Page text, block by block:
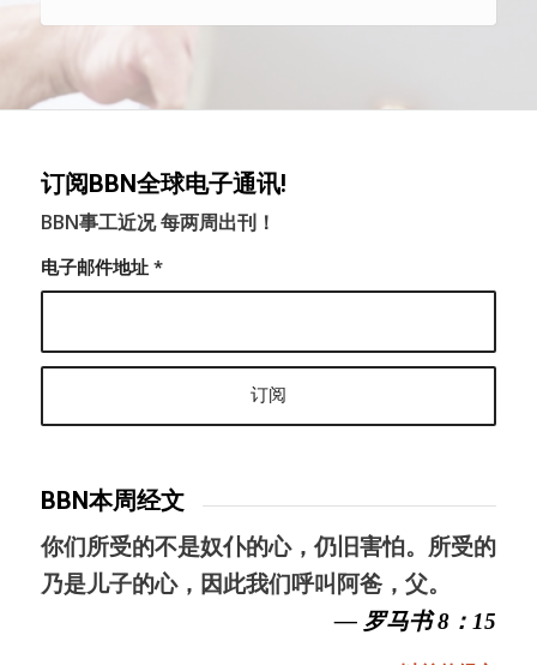
订阅BBN全球电子通讯!
BBN事工近况 每两周出刊！
电子邮件地址 *
BBN本周经文
你们所受的不是奴仆的心，仍旧害怕。所受的
乃是儿子的心，因此我们呼叫阿爸，父。
— 罗马书 8：15